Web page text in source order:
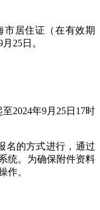
居住证（在有效期
25日。
2024年9月25日17时
的方式进行，通过
统。为确保附件资料
作。